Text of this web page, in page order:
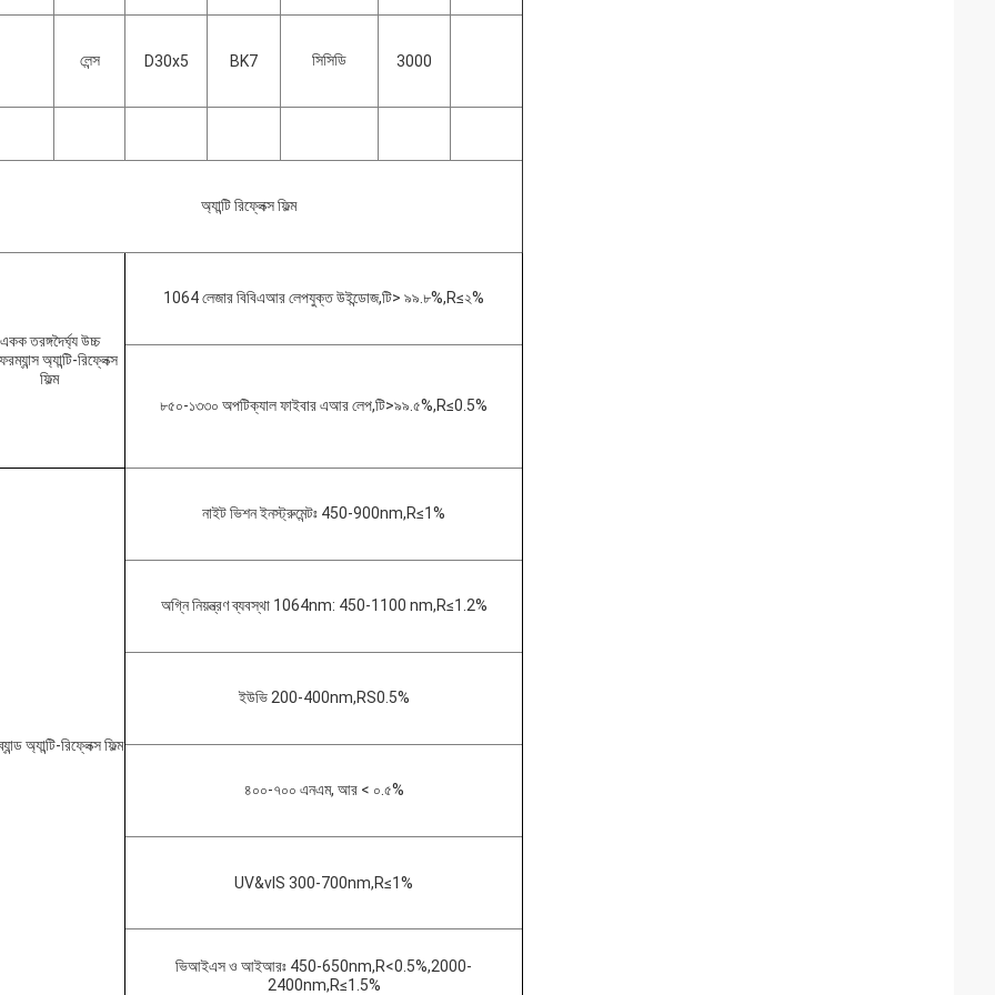
লেন্স D30x5 BK7 সিসিডি 3000
অ্যান্টি রিফ্লেক্স ফিল্ম
একক তরঙ্গদৈর্ঘ্য উচ্চ
অ্যান্টি-রিফ্লেক্স
ফিল্ম
1064 লেজার বিবিএআর লেপযুক্ত উইন্ডোজ,টি> ৯৯.৮%,R≤২%
৮৫০-১৩৩০ অপটিক্যাল ফাইবার এআর লেপ,টি>৯৯.৫%,R≤0.5%
অ্যান্টি-রিফ্লেক্স ফিল্ম
নাইট ভিশন ইনস্ট্রুমেন্টঃ 450-900nm,R≤1%
অগ্নি নিয়ন্ত্রণ ব্যবস্থা 1064nm: 450-1100 nm,R≤1.2%
ইউভি 200-400nm,RS0.5%
৪০০-৭০০ এনএম, আর < ০.৫%
UV&vIS 300-700nm,R≤1%
ভিআইএস ও আইআরঃ 450-650nm,R<0.5%,2000-
2400nm,R≤1.5%